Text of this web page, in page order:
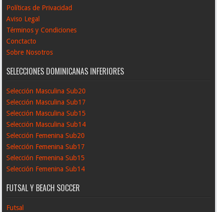
Políticas de Privacidad
Aviso Legal
Términos y Condiciones
Conctacto
Sobre Nosotros
SELECCIONES DOMINICANAS INFERIORES
Selección Masculina Sub20
Selección Masculina Sub17
Selección Masculina Sub15
Selección Masculina Sub14
Selección Femenina Sub20
Selección Femenina Sub17
Selección Femenina Sub15
Selección Femenina Sub14
FUTSAL Y BEACH SOCCER
Futsal